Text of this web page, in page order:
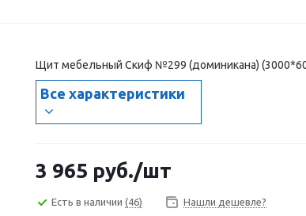
Щит мебельный Скиф №299 (доминикана)
Все характеристики
3 965 руб./шт
Есть в наличии (46) Нашли дешевле?